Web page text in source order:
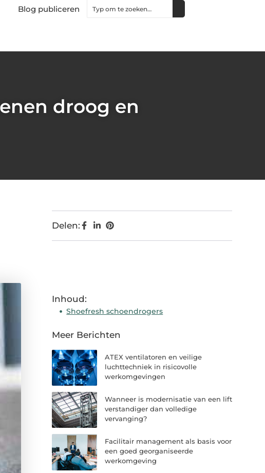
Blog publiceren
droog en
Delen:
Inhoud:
Shoefresh schoendrogers
Meer Berichten
ATEX ventilatoren en veilige
luchttechniek in risicovolle
werkomgevingen
Wanneer is modernisatie van een lift
verstandiger dan volledige
vervanging?
Facilitair management als basis voor
een goed georganiseerde
werkomgeving